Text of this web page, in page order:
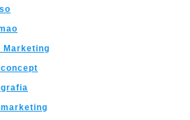
Marketing